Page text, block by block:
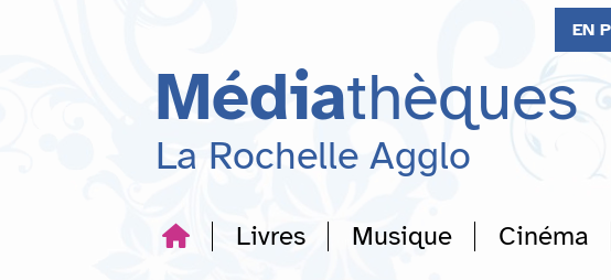
recherche
EN
Médiathèques
La Rochelle Agglo
Livres Musique Cinéma